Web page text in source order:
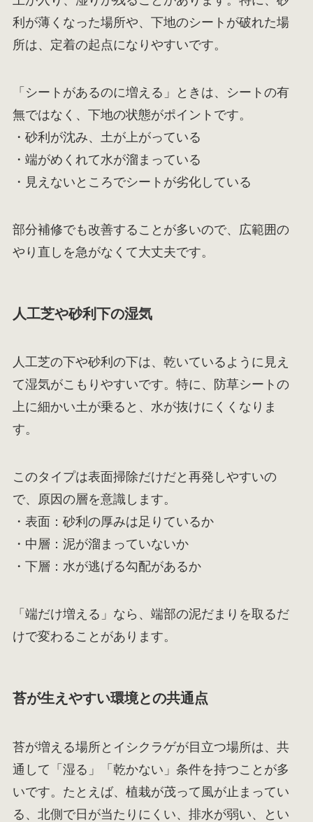
利が薄くなった場所や、下地のシートが破れた場
所は、定着の起点になりやすいです。
「シートがあるのに増える」ときは、シートの有
無ではなく、下地の状態がポイントです。
・砂利が沈み、土が上がっている
・端がめくれて水が溜まっている
・見えないところでシートが劣化している
部分補修でも改善することが多いので、広範囲の
やり直しを急がなくて大丈夫です。
人工芝や砂利下の湿気
人工芝の下や砂利の下は、乾いているように見え
て湿気がこもりやすいです。特に、防草シートの
上に細かい土が乗ると、水が抜けにくくなりま
す。
このタイプは表面掃除だけだと再発しやすいの
で、原因の層を意識します。
・表面：砂利の厚みは足りているか
・中層：泥が溜まっていないか
・下層：水が逃げる勾配があるか
「端だけ増える」なら、端部の泥だまりを取るだ
けで変わることがあります。
苔が生えやすい環境との共通点
苔が増える場所とイシクラゲが目立つ場所は、共
通して「湿る」「乾かない」条件を持つことが多
いです。たとえば、植栽が茂って風が止まってい
る、北側で日が当たりにくい、排水が弱い、とい